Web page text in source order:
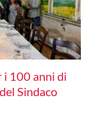
i 100 anni di
Sindaco